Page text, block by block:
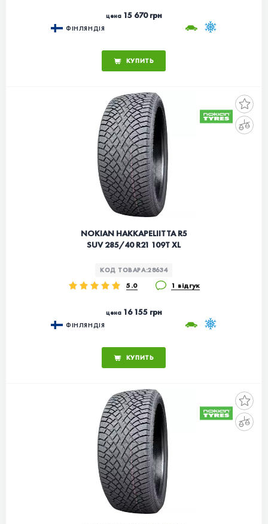
цена15 670 грн
ФІНЛЯНДІЯ
КУПИТЬ
NOKIAN HAKKAPELIITTA R5
SUV 285/40 R21 109T XL
КОД ТОВАРА:28634
5.0 1 відгук
цена16 155 грн
ФІНЛЯНДІЯ
КУПИТЬ